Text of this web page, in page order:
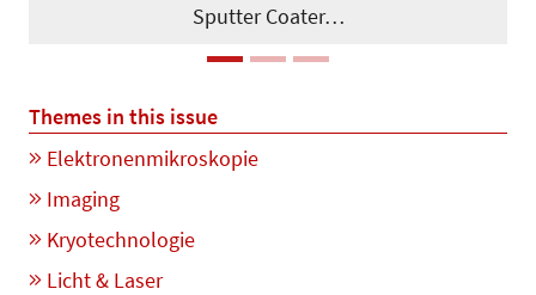
Sputter Coater…
Themes in this issue
Elektronenmikroskopie
Imaging
Kryotechnologie
Licht & Laser